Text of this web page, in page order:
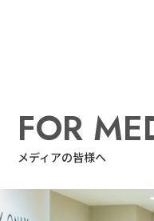
FOR
メディアの皆様へ